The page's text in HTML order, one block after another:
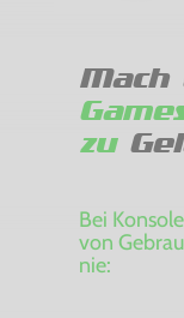
Mach
zu
Bei
von
nie: